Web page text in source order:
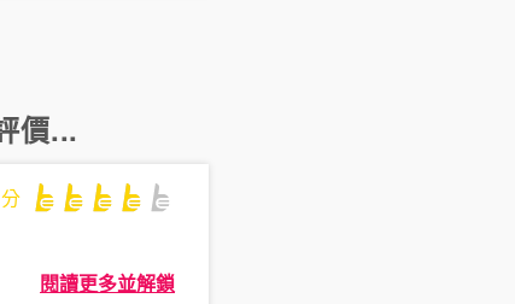
價...
分
閱讀更多並解鎖